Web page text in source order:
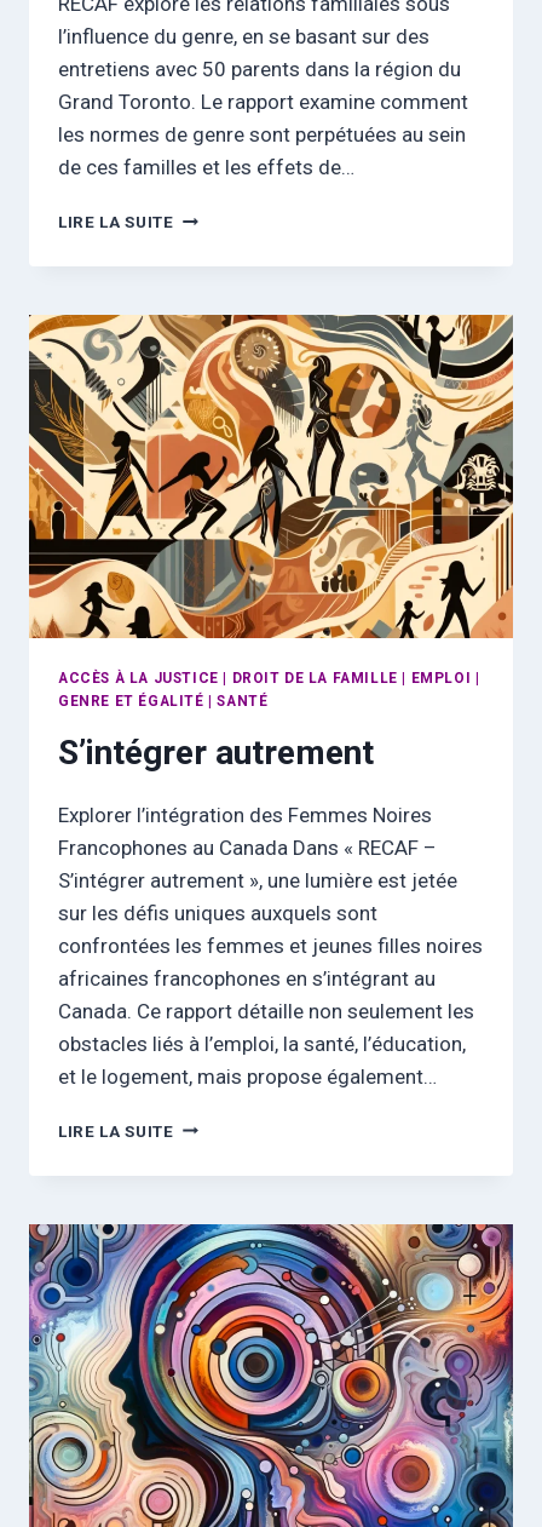
l’influence du genre, en se basant sur des
entretiens avec 50 parents dans la région du
Grand Toronto. Le rapport examine comment
les normes de genre sont perpétuées au sein
de ces familles et les effets de…
LIRE LA SUITESONDAGE
L’INFLUENCE
GENRE
DANS
LES
AFFINITÉS
FAMILIALES
ACCÈS À LA JUSTICE | DROIT DE LA FAMILLE | EMPLOI |
GENRE ET ÉGALITÉ |SANTÉ
S’intégrer autrement
Explorer l’intégration des Femmes Noires
Francophones au Canada Dans « RECAF –
S’intégrer autrement », une lumière est jetée
sur les défis uniques auxquels sont
confrontées les femmes et jeunes filles noires
africaines francophones en s’intégrant au
Canada. Ce rapport détaille non seulement les
obstacles liés à l’emploi, la santé, l’éducation,
et le logement, mais propose également…
LIRE LA SUITES’INTÉGRER